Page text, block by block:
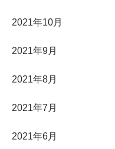
2021年10月
2021年9月
2021年8月
2021年7月
2021年6月